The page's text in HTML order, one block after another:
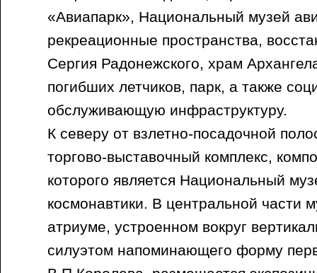
«Авиапарк», Национальный музей
рекреационные пространства,
Сергия Радонежского, храм
погибших летчиков, парк, а также
обслуживающую инфраструктуру.
К северу от взлетно-посадочной
торгово-выставочный комплекс,
которого является Национальный
космонавтики. В центральной части
атриуме, устроенном вокруг
силуэтом напоминающего форму